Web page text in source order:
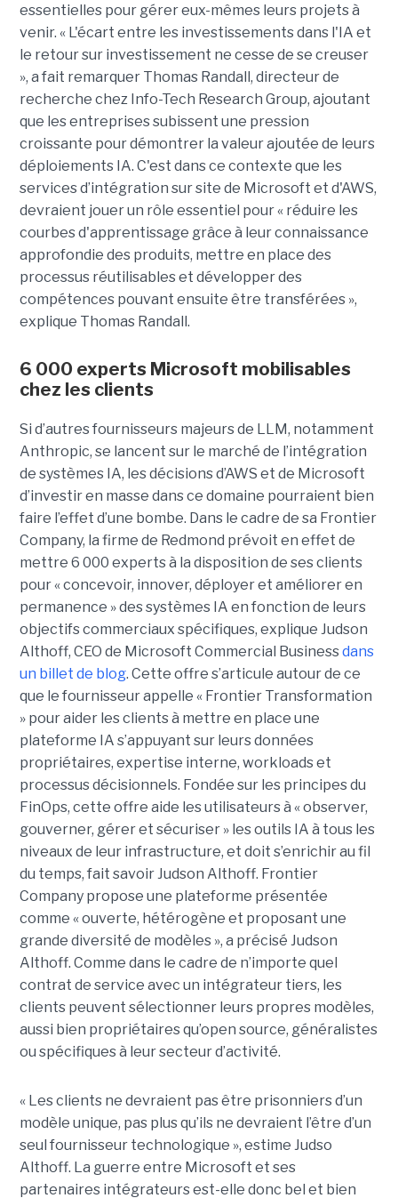
essentielles pour gérer eux-mêmes leurs projets à
venir. « L'écart entre les investissements dans l'IA et
le retour sur investissement ne cesse de se creuser
», a fait remarquer Thomas Randall, directeur de
recherche chez Info-Tech Research Group, ajoutant
que les entreprises subissent une pression
croissante pour démontrer la valeur ajoutée de leurs
déploiements IA. C'est dans ce contexte que les
services d’intégration sur site de Microsoft et d'AWS,
devraient jouer un rôle essentiel pour « réduire les
courbes d'apprentissage grâce à leur connaissance
approfondie des produits, mettre en place des
processus réutilisables et développer des
compétences pouvant ensuite être transférées »,
explique Thomas Randall.
6 000 experts Microsoft mobilisables
chez les clients
Si d’autres fournisseurs majeurs de LLM, notamment
Anthropic, se lancent sur le marché de l’intégration
de systèmes IA, les décisions d’AWS et de Microsoft
d’investir en masse dans ce domaine pourraient bien
faire l’effet d’une bombe. Dans le cadre de sa Frontier
Company, la firme de Redmond prévoit en effet de
mettre 6 000 experts à la disposition de ses clients
pour « concevoir, innover, déployer et améliorer en
permanence » des systèmes IA en fonction de leurs
objectifs commerciaux spécifiques, explique Judson
Althoff, CEO de Microsoft Commercial Businessdans
un billet de blog. Cette offre s’articule autour de ce
que le fournisseur appelle « Frontier Transformation
» pour aider les clients à mettre en place une
plateforme IA s’appuyant sur leurs données
propriétaires, expertise interne, workloads et
processus décisionnels. Fondée sur les principes du
FinOps, cette offre aide les utilisateurs à « observer,
gouverner, gérer et sécuriser » les outils IA à tous les
niveaux de leur infrastructure, et doit s’enrichir au fil
du temps, fait savoir Judson Althoff. Frontier
Company propose une plateforme présentée
comme « ouverte, hétérogène et proposant une
grande diversité de modèles », a précisé Judson
Althoff. Comme dans le cadre de n’importe quel
contrat de service avec un intégrateur tiers, les
clients peuvent sélectionner leurs propres modèles,
aussi bien propriétaires qu’open source, généralistes
ou spécifiques à leur secteur d’activité.
« Les clients ne devraient pas être prisonniers d’un
modèle unique, pas plus qu’ils ne devraient l’être d’un
seul fournisseur technologique », estime Judso
Althoff. La guerre entre Microsoft et ses
partenaires intégrateurs est-elle donc bel et bien